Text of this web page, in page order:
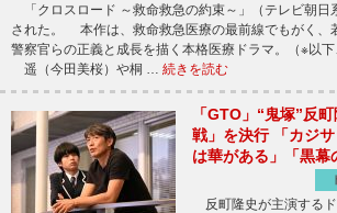
「クロスロード ～救命救急の約束～」（テレビ朝日
された。 本作は、救命救急医療の最前線でもがく、
警察官らの正義と成長を描く本格医療ドラマ。（※以下
遥（今田美桜）や桐 … 続きを読む
「GTO」“鬼塚”反
戦」を決行 「カジ
は華がある」「黒幕
反町隆史が主演する